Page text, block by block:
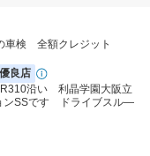
車検 全額クレジット
優良店
沿い 利晶学園大阪立
ンSSです ドライブスル―